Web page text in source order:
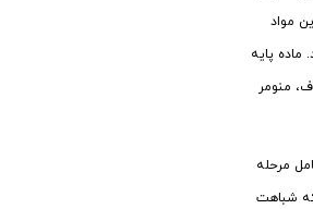
مواد
پایه
منومر
مرحله
شباهت